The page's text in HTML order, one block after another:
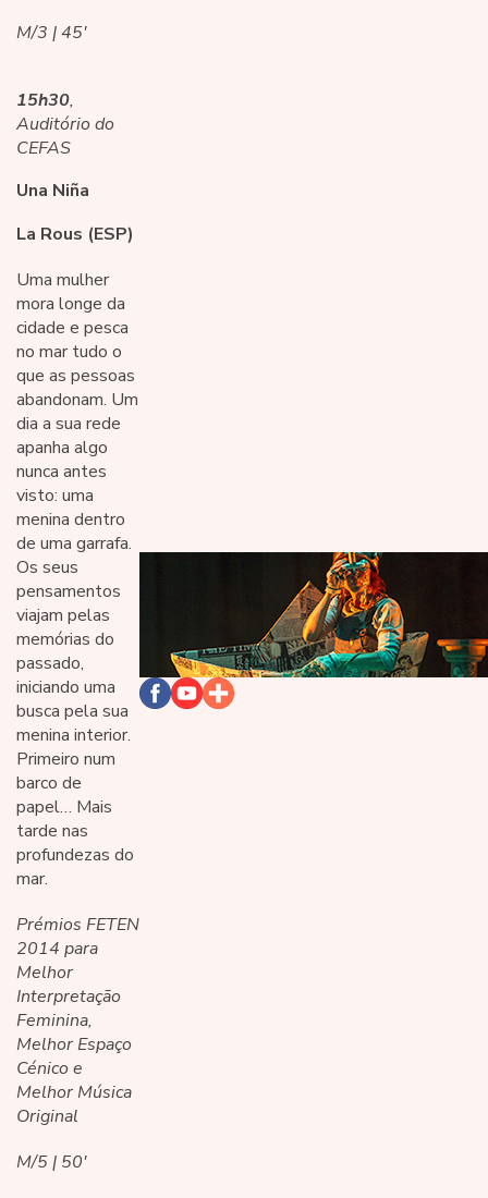
M/3 | 45'
15h30,
Auditório do
CEFAS
Una Niña
La Rous (ESP)
Uma mulher
mora longe da
cidade e pesca
no mar tudo o
que as pessoas
abandonam. Um
dia a sua rede
apanha algo
nunca antes
visto: uma
menina dentro
de uma garrafa.
Os seus
pensamentos
viajam pelas
memórias do
passado,
iniciando uma
busca pela sua
menina interior.
Primeiro num
barco de
papel… Mais
tarde nas
profundezas do
mar.
Prémios FETEN
2014 para
Melhor
Interpretação
Feminina,
Melhor Espaço
Cénico e
Melhor Música
Original
M/5 | 50'